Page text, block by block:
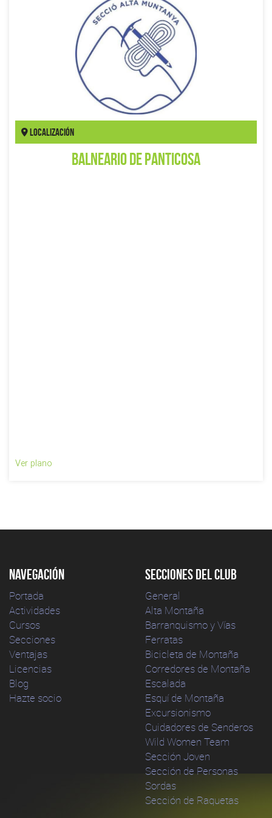
Localización
Balneario de Panticosa
Ver plano
Navegación
Portada
Actividades
Cursos
Secciones
Ventajas
Licencias
Blog
Hazte socio
Secciones del club
General
Alta Montaña
Barranquismo y Vías
Ferratas
Bicicleta de Montaña
Corredores de Montaña
Escalada
Esquí de Montaña
Excursionismo
Cuidadores de Senderos
Wild Women Team
Sección Joven
Sección de Personas
Sordas
Sección de Raquetas